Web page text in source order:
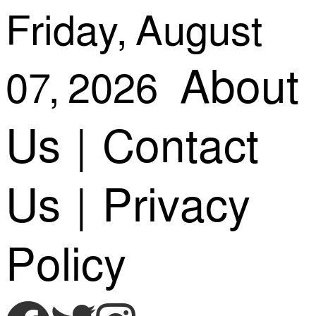
Skip
to
content
Friday, August
07, 2026 About
Us | Contact
Us | Privacy
Policy